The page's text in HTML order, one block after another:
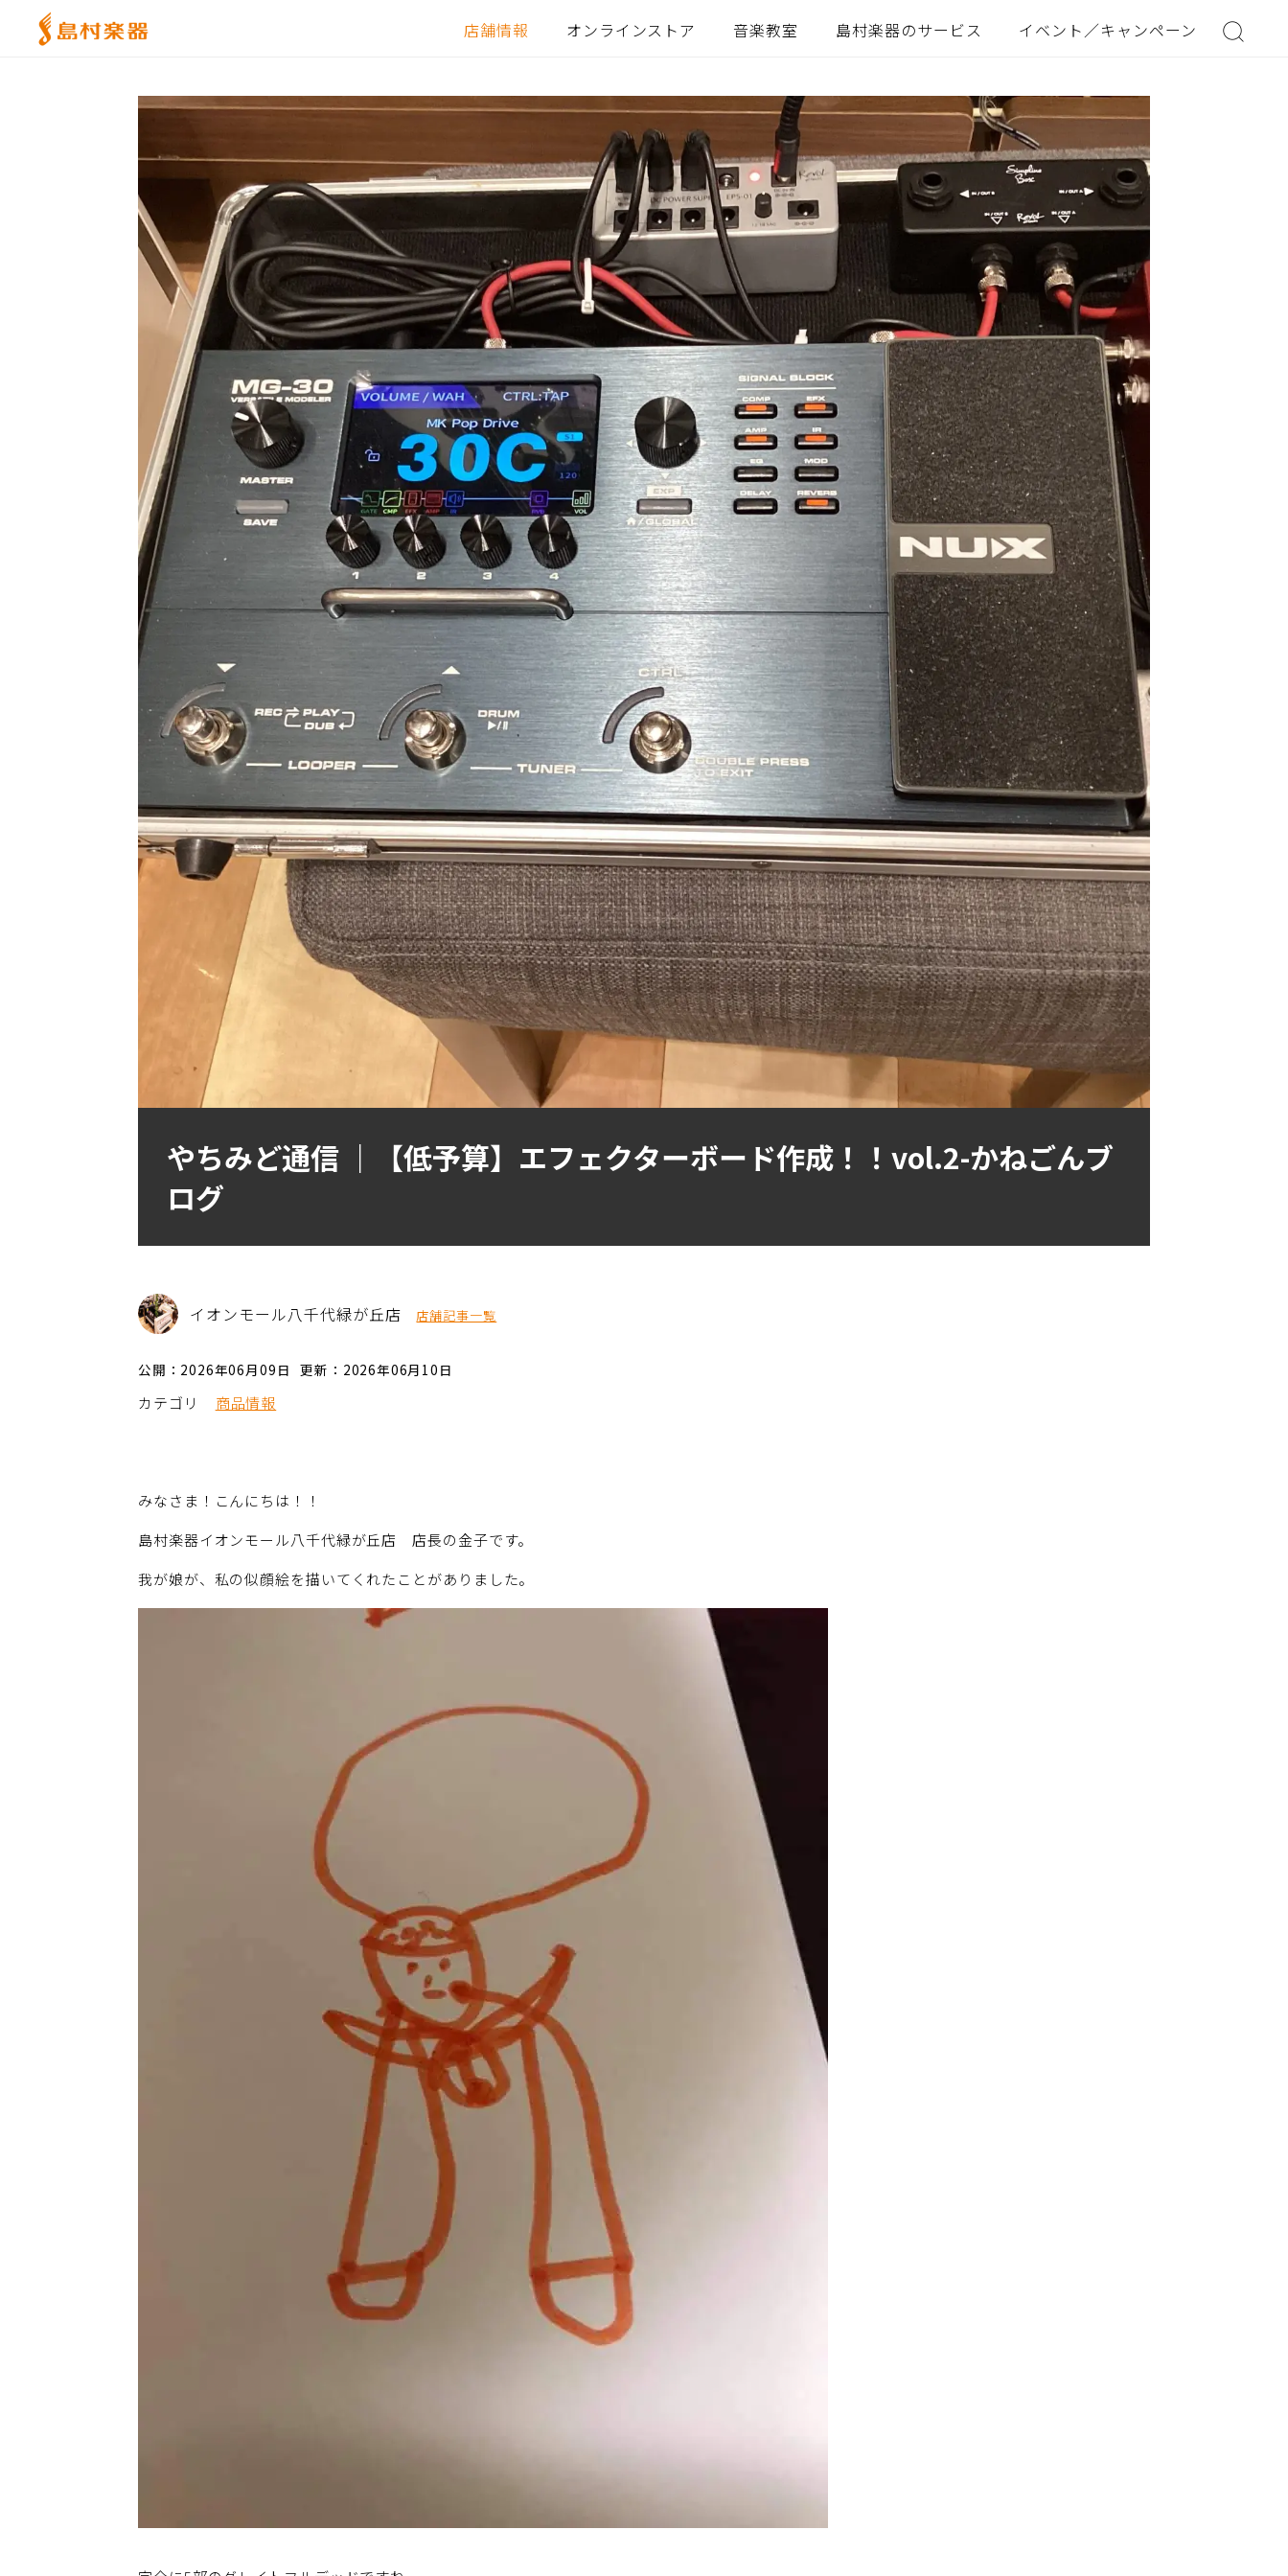
店舗情報 オンラインストア 音楽教室 島村楽器のサービス イベント／キャンペーン
やちみど通信 ｜【低予算】エフェクターボード作成！！vol.2-かねごんブ
ログ
イオンモール八千代緑が丘店 店舗記事一覧
公開：2026年06月09日 更新：2026年06月10日
カテゴリ 商品情報
みなさま！こんにちは！！
島村楽器イオンモール八千代緑が丘店 店長の金子です。
我が娘が、私の似顔絵を描いてくれたことがありました。